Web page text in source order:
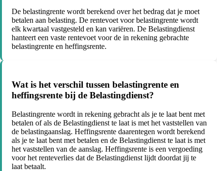
De belastingrente wordt berekend over het bedrag dat je moet
betalen aan belasting. De rentevoet voor belastingrente wordt
elk kwartaal vastgesteld en kan variëren. De Belastingdienst
hanteert een vaste rentevoet voor de in rekening gebrachte
belastingrente en heffingsrente.
Wat is het verschil tussen belastingrente en
heffingsrente bij de Belastingdienst?
Belastingrente wordt in rekening gebracht als je te laat bent met
betalen of als de Belastingdienst te laat is met het vaststellen van
de belastingaanslag. Heffingsrente daarentegen wordt berekend
als je te laat bent met betalen en de Belastingdienst te laat is met
het vaststellen van de aanslag. Heffingsrente is een vergoeding
voor het renteverlies dat de Belastingdienst lijdt doordat jij te
laat betaalt.